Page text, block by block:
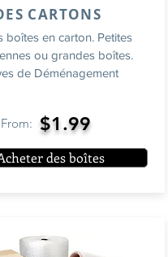
boîtes en carton. Petites
ou grandes boîtes.
de Déménagement
From: $1.99
des boîtes
CARTONS